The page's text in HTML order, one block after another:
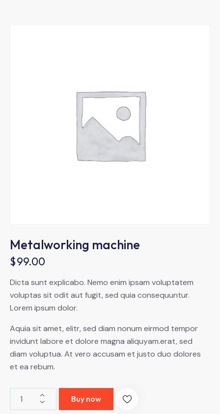
Metalworking machine
$99.00
Dicta sunt explicabo. Nemo enim ipsam voluptatem
voluptas sit odit aut fugit, sed quia consequuntur.
Lorem ipsum dolor.
Aquia sit amet, elitr, sed diam nonum eirmod tempor
invidunt labore et dolore magna aliquyam.erat, sed
diam voluptua. At vero accusam et justo duo dolores
et ea rebum.
Metalworking
Buy now